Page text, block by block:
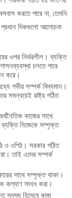
করতে পারে না, তেমনি
প্রধান দিকগুলো আলোচনা
ওপর নির্ভরশীল। ব্যক্তি
চলতে পারে
করে।
গভীর সম্পর্ক বিদ্যমান।
সমন্বয়েই রাষ্ট্র গঠিত
কাজের সাথে
নিজেকে সম্পৃক্ত
ও ওপিঠ। সরকার গঠিত
তাই এদের সম্পর্ক
সাথে সম্পৃক্ত থাকা।
কল্যাণ সাধন করা।
সদস্য হিসেবে কাজ